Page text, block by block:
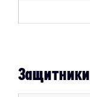
Защитники